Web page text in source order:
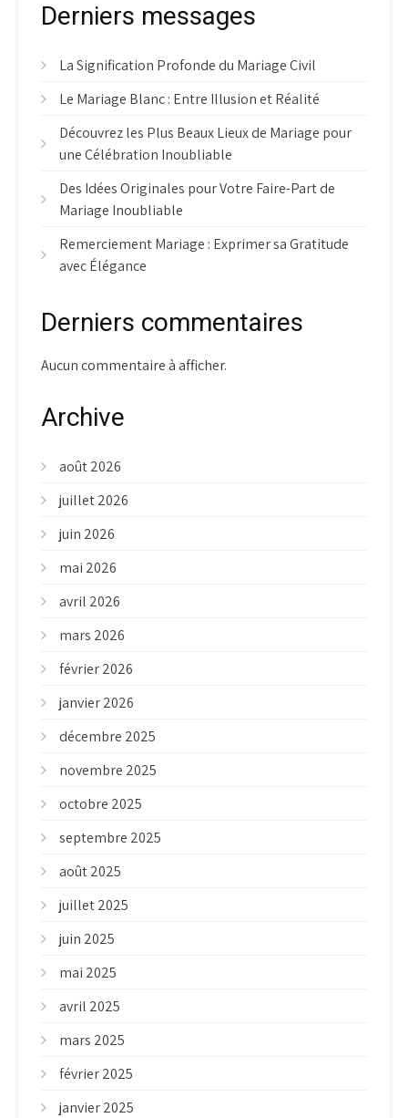
Derniers messages
La Signification Profonde du Mariage Civil
Le Mariage Blanc : Entre Illusion et Réalité
Découvrez les Plus Beaux Lieux de Mariage pour
une Célébration Inoubliable
Des Idées Originales pour Votre Faire-Part de
Mariage Inoubliable
Remerciement Mariage : Exprimer sa Gratitude
avec Élégance
Derniers commentaires
Aucun commentaire à afficher.
Archive
août 2026
juillet 2026
juin 2026
mai 2026
avril 2026
mars 2026
février 2026
janvier 2026
décembre 2025
novembre 2025
octobre 2025
septembre 2025
août 2025
juillet 2025
juin 2025
mai 2025
avril 2025
mars 2025
février 2025
janvier 2025